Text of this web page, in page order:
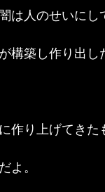
人のせいにし
構築し作り出し
作り上げてきた
よ。